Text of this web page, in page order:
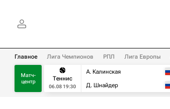
Главное Лига Чемпионов РПЛ Лига Европы
Матч-
центр
Теннис
06.08 19:30
А. Калинская
Д. Шнайдер